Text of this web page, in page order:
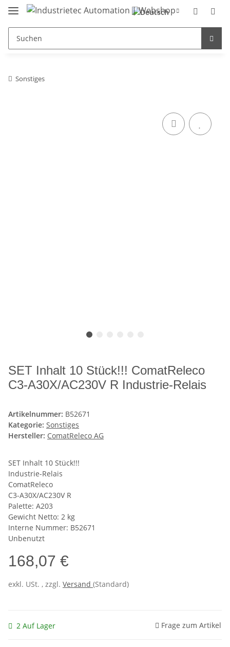
Sonstiges
SET Inhalt 10 Stück!!! ComatReleco
C3-A30X/AC230V R Industrie-Relais
Artikelnummer: B52671
Kategorie: Sonstiges
Hersteller: ComatReleco AG
SET Inhalt 10 Stück!!!
Industrie-Relais
ComatReleco
C3-A30X/AC230V R
Palette: A203
Gewicht Netto: 2 kg
Interne Nummer: B52671
Unbenutzt
168,07 €
exkl. USt. , zzgl. Versand (Standard)
2 Auf Lager Frage zum Artikel